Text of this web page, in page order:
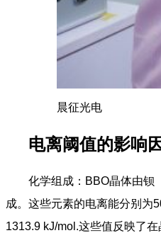
晨征光电
电离阈值的影响
化学组成：BBO晶体由钡
成。这些元素的电离能分别为
1313.9 kJ/mol.这些值反映了